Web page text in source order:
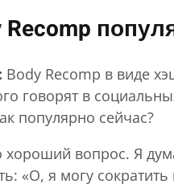
Body Recomp в виде
говорят в
популярно сейчас?
хороший вопрос. Я
«О, я могу